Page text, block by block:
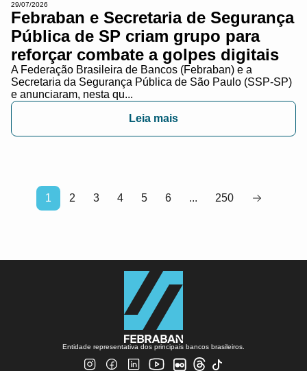
29/07/2026
Febraban e Secretaria de Segurança
Pública de SP criam grupo para
reforçar combate a golpes digitais
A Federação Brasileira de Bancos (Febraban) e a
Secretaria da Segurança Pública de São Paulo (SSP-SP)
e anunciaram, nesta qu...
Leia mais
1 2 3 4 5 6 ... 250
Entidade representativa dos principais bancos brasileiros.